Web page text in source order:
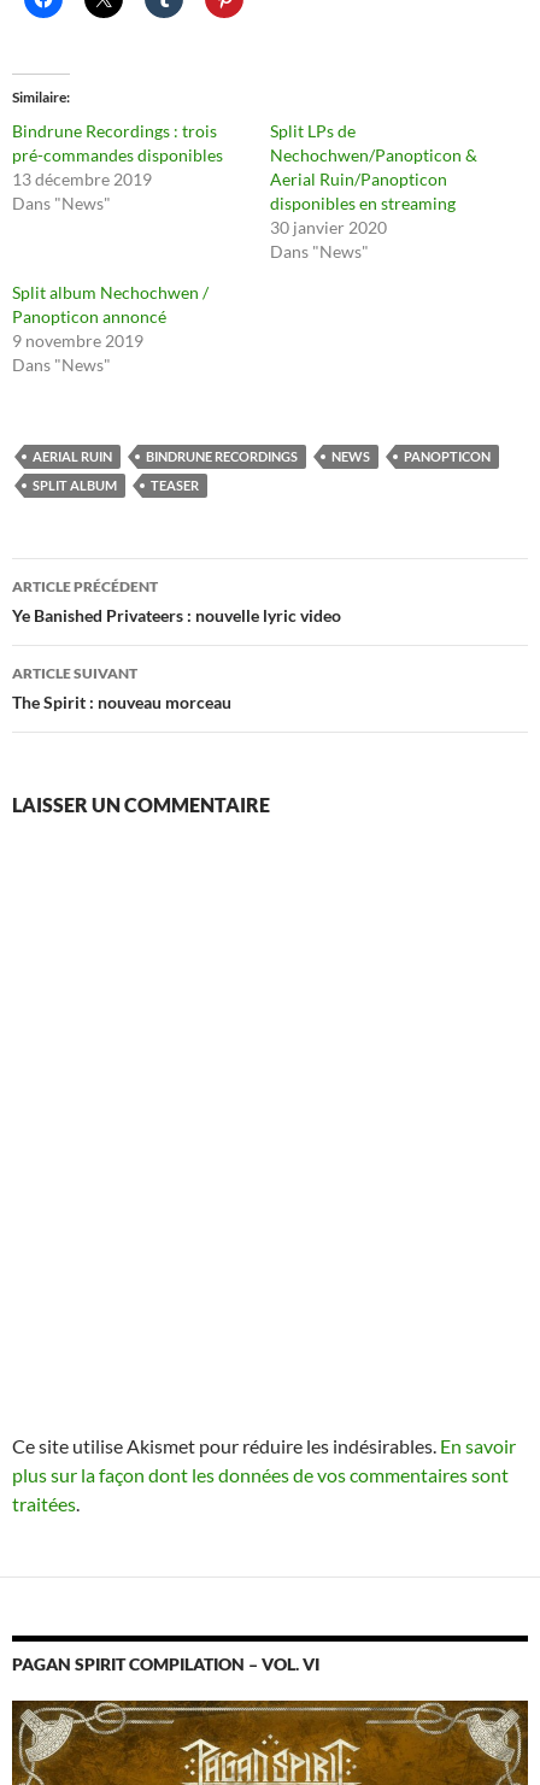
Similaire
Bindrune Recordings : trois
pré-commandes disponibles
13 décembre 2019
Dans "News"
Split LPs de
Nechochwen/Panopticon &
Aerial Ruin/Panopticon
disponibles en streaming
30 janvier 2020
Dans "News"
Split album Nechochwen /
Panopticon annoncé
9 novembre 2019
Dans "News"
AERIAL RUIN BINDRUNE RECORDINGS NEWS
PANOPTICON
SPLIT ALBUM
TEASER
Navigation
des
articles
ARTICLE PRÉCÉDENT
Ye Banished Privateers : nouvelle lyric video
ARTICLE SUIVANT
The Spirit : nouveau morceau
LAISSER UN COMMENTAIRE
Ce site utilise Akismet pour réduire les indésirables. En savoir
plus sur la façon dont les données de vos commentaires sont
traitées.
PAGAN SPIRIT COMPILATION – VOL. VI